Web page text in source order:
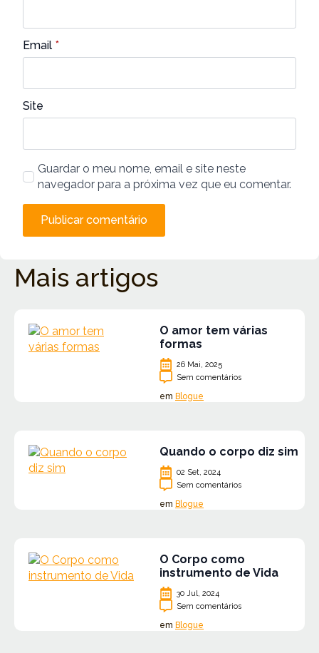
Email *
Site
Guardar o meu nome, email e site neste
navegador para a próxima vez que eu comentar.
Mais artigos
O amor tem várias
formas
26 Mai, 2025
Sem comentários
em Blogue
Quando o corpo diz sim
02 Set, 2024
Sem comentários
em Blogue
O Corpo como
instrumento de Vida
30 Jul, 2024
Sem comentários
em Blogue